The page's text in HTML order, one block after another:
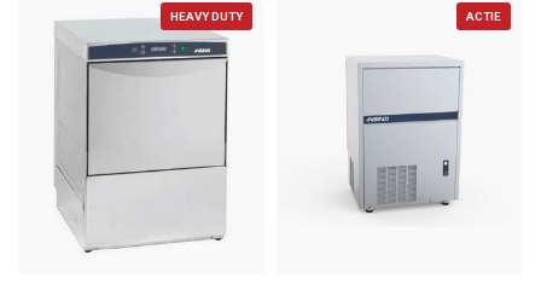
HEAVY DUTY ACTIE